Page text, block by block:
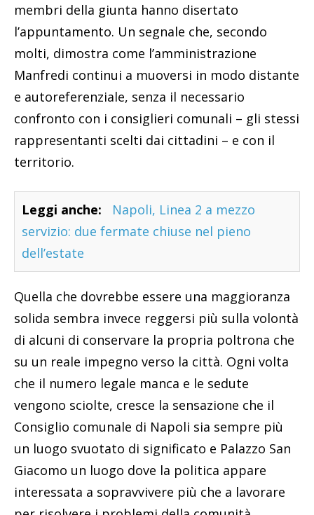
membri della giunta hanno disertato
l’appuntamento. Un segnale che, secondo
molti, dimostra come l’amministrazione
Manfredi continui a muoversi in modo distante
e autoreferenziale, senza il necessario
confronto con i consiglieri comunali – gli stessi
rappresentanti scelti dai cittadini – e con il
territorio.
Leggi anche:
Napoli, Linea 2 a mezzo
servizio: due fermate chiuse nel pieno
dell’estate
Quella che dovrebbe essere una maggioranza
solida sembra invece reggersi più sulla volontà
di alcuni di conservare la propria poltrona che
su un reale impegno verso la città. Ogni volta
che il numero legale manca e le sedute
vengono sciolte, cresce la sensazione che il
Consiglio comunale di Napoli sia sempre più
un luogo svuotato di significato e Palazzo San
Giacomo un luogo dove la politica appare
interessata a sopravvivere più che a lavorare